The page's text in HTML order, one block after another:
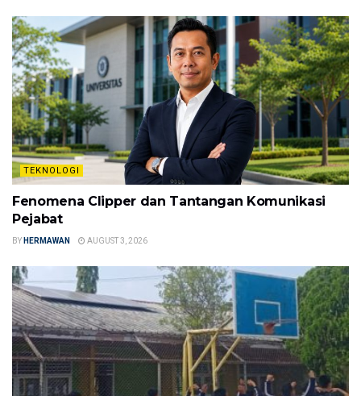
TEKNOLOGI
Fenomena Clipper dan Tantangan Komunikasi
Pejabat
BY HERMAWAN AUGUST 3, 2026